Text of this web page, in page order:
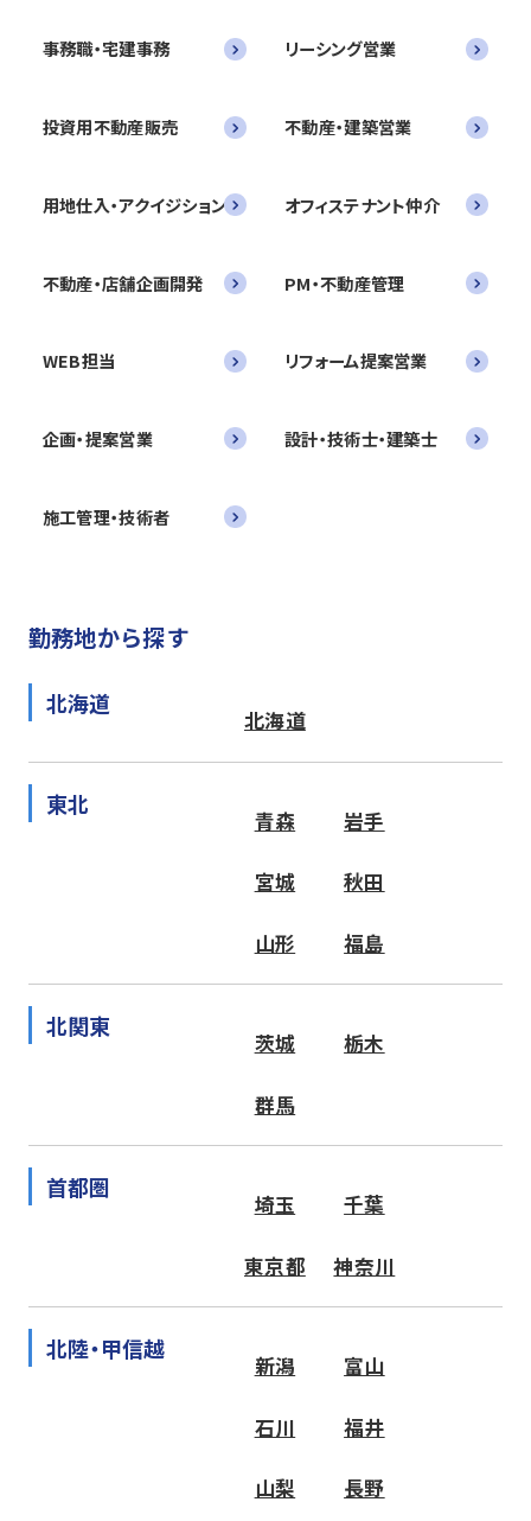
事務職・宅建事務 リーシング営業
投資用不動産販売 不動産・建築営業
用地仕入・アクイジション オフィステナント仲介
不動産・店舗企画開発 PM・不動産管理
WEB担当 リフォーム提案営業
企画・提案営業 設計・技術士・建築士
施工管理・技術者
勤務地から探す
北海道
北海道
東北
青森 岩手
宮城 秋田
山形 福島
北関東
茨城 栃木
群馬
首都圏
埼玉 千葉
東京都 神奈川
北陸・甲信越
新潟 富山
石川 福井
山梨 長野